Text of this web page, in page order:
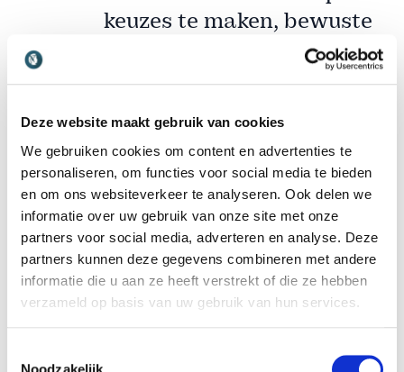
Deze website maakt gebruik van cookies
We gebruiken cookies om content en advertenties te
personaliseren, om functies voor social media te bieden
en om ons websiteverkeer te analyseren. Ook delen we
informatie over uw gebruik van onze site met onze
partners voor social media, adverteren en analyse. Deze
partners kunnen deze gegevens combineren met andere
informatie die u aan ze heeft verstrekt of die ze hebben
verzameld op basis van uw gebruik van hun services.
keuzes te maken, bewuste
risico’s te nemen en
innovatie te versnellen.
nieuwe strategie ontwikkelt of wendbaarder wilt
worden in je besluitvorming: dit boek helpt je om
het pad naar vernieuwing helder én haalbaar te
maken.
Leidinggeven met
vernieuwingskracht